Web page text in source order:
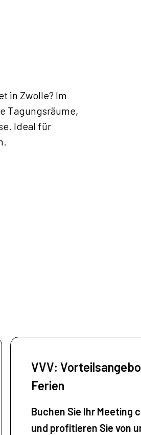
in Zwolle? Im
Tagungsräume,
Ideal für
VVV:
Ferien
Buchen Sie Ihr Meeting
und profitieren Sie von